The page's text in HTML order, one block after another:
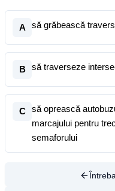
A să grăbească
B să traverseze
C
să oprească
marcajului pentru
semaforului